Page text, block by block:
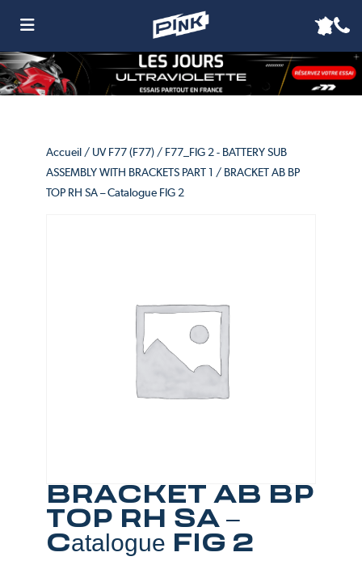
Accueil/ UV F77 (F77)/ F77_FIG 2 - BATTERY SUB
ASSEMBLY WITH BRACKETS PART 1 / BRACKET AB BP
TOP RH SA – Catalogue FIG 2
BRACKET AB BP
TOP RH SA –
Catalogue FIG 2